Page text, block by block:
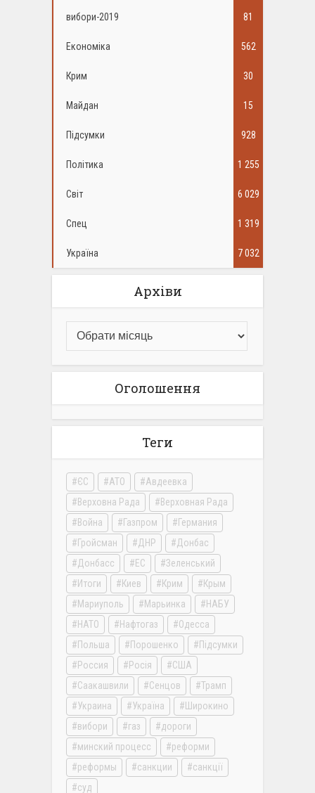
вибори-2019 81
Економіка 562
Крим 30
Майдан 15
Підсумки 928
Політика 1 255
Світ 6 029
Спец 1 319
Україна 7 032
Архіви
Оголошення
Теги
ЄС АТО
Авдеевка
Верховна Рада
Верховная Рада
Война
Газпром
Германия
Гройсман
ДНР
Донбас
Донбасс
ЕС
Зеленський
Итоги
Киев Крим
Крым
Мариуполь
Марьинка
НАБУ
НАТО
Нафтогаз
Одесса
Польша
Порошенко
Підсумки
Россия
Росія
США
Саакашвили
Сенцов
Трамп
Украина
Україна
Широкино
вибори
газ
дороги
минский процесс
реформи
реформы
санкции
санкції
суд